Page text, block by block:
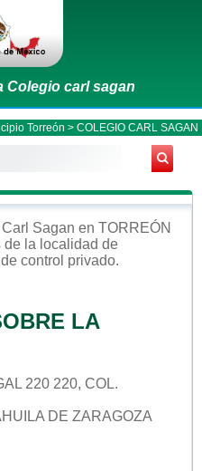
Colegio carl sagan
Torreón > COLEGIO CARL SAGAN
Sagan en TORREÓN
de la localidad de
control privado.
LA
220 220, COL.
DE ZARAGOZA